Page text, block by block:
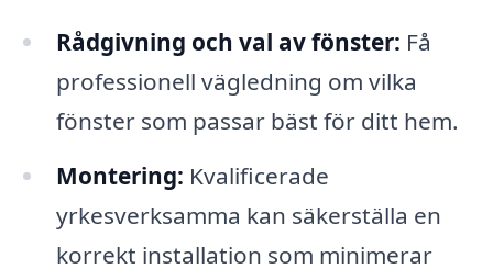
Rådgivning och val av fönster: Få
professionell vägledning om vilka
fönster som passar bäst för ditt hem.
Montering: Kvalificerade
yrkesverksamma kan säkerställa en
korrekt installation som minimerar